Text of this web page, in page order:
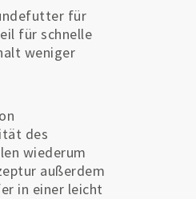
für
für schnelle
weniger
des
wiederum
außerdem
in einer leicht